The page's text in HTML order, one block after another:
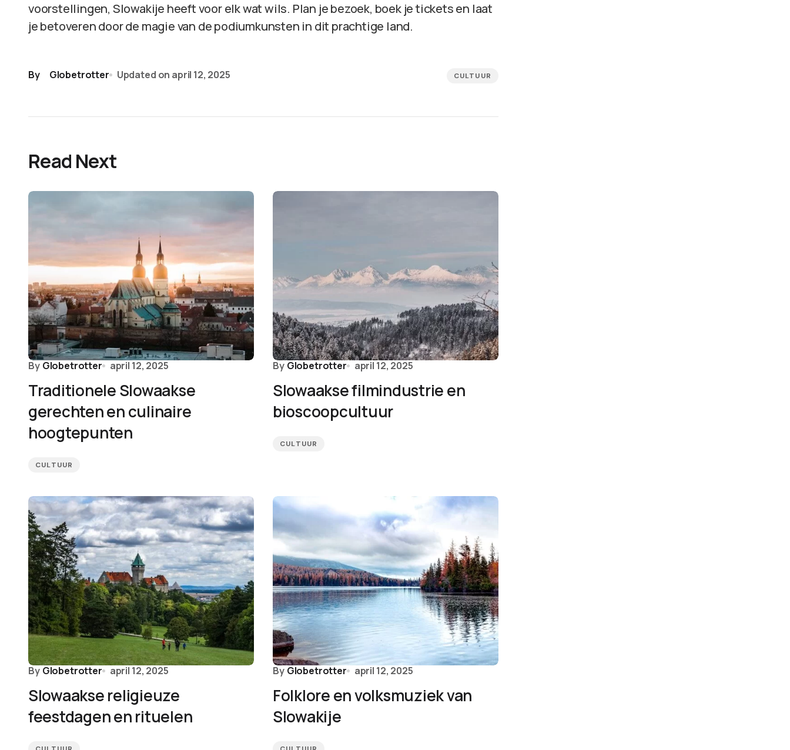
voorstellingen, Slowakije heeft voor elk wat wils. Plan je bezoek, boek je tickets en laat
je betoveren door de magie van de podiumkunsten in dit prachtige land.
By Globetrotter Updated on april 12, 2025 CULTUUR
Read Next
By Globetrotter april 12, 2025
Traditionele Slowaakse
gerechten en culinaire
hoogtepunten
CULTUUR
By Globetrotter april 12, 2025
Slowaakse filmindustrie en
bioscoopcultuur
CULTUUR
By Globetrotter april 12, 2025
Slowaakse religieuze
feestdagen en rituelen
By Globetrotter april 12, 2025
Folklore en volksmuziek van
Slowakije